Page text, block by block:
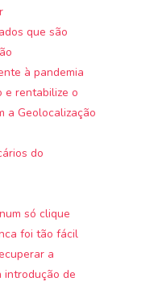
que são
à pandemia
e rentabilize o
a Geolocalização
do
só clique
foi tão fácil
a
introdução de